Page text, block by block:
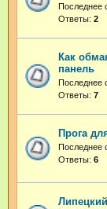
Последнее
Ответы: 2
Как
панель
Последнее
Ответы: 7
Прога
Последнее
Ответы: 6